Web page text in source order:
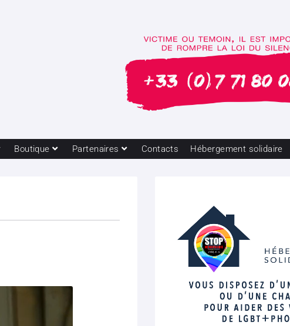
Boutique Partenaires Contacts Hébergement solidaire